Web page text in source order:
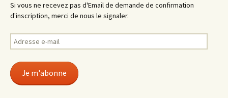
Si vous ne recevez pas d'Email de demande de confirmation
d'inscription, merci de nous le signaler.
Adresse
e-
Je m'abonne